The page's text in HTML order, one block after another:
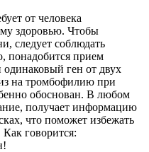
от человека
здоровью. Чтобы
следует соблюдать
понадобится прием
одинаковый ген от двух
на тромбофилию при
обоснован. В любом
получает информацию
что поможет избежать
говорится: